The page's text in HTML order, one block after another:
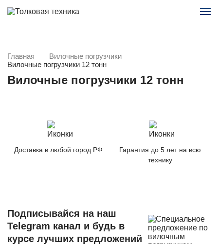
Главная
Вилочные погрузчики
Вилочные погрузчики 12 тонн
Вилочные погрузчики 12 тонн
Доставка в любой город РФ
Гарантия до 5 лет на всю
технику
Подписывайся на наш
Telegram канал и будь в
курсе лучших предложений